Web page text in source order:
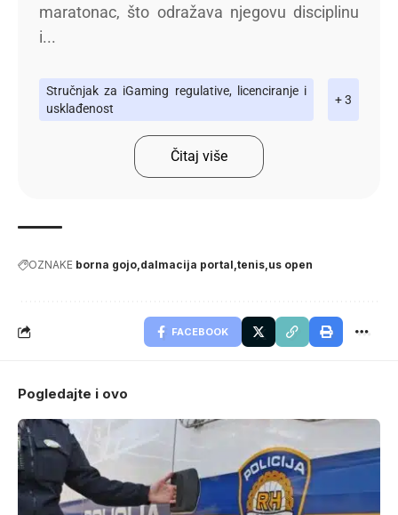
maratonac, što odražava njegovu disciplinu
i...
Stručnjak za iGaming regulative, licenciranje i
usklađenost
+ 3
Čitaj više
OZNAKE borna gojo dalmacija portal tenis us open
FACEBOOK
Pogledajte i ovo